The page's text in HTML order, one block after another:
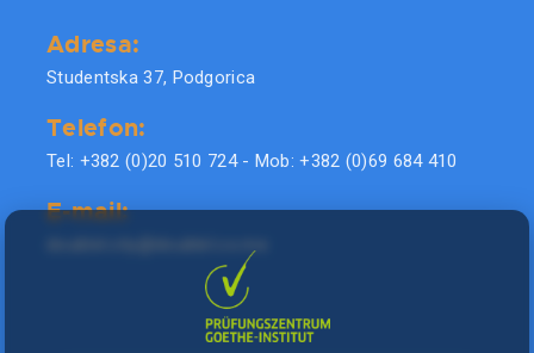
Adresa:
Studentska 37, Podgorica
Telefon:
Tel: +382 (0)20 510 724 - Mob: +382 (0)69 684 410
E-mail: